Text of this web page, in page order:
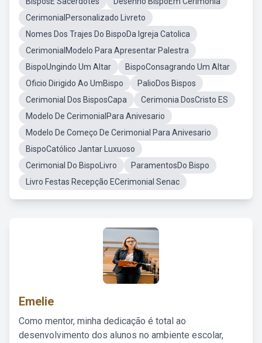
CerimonialPersonalizado Livreto
Nomes Dos Trajes Do BispoDa Igreja Catolica
CerimonialModelo Para Apresentar Palestra
BispoUngindo Um Altar
BispoConsagrando Um Altar
Oficio Dirigido Ao UmBispo
PalioDos Bispos
Cerimonial Dos BisposCapa
Cerimonia DosCristo ES
Modelo De CerimonialPara Anivesario
Modelo De Começo De Cerimonial Para Anivesario
BispoCatólico Jantar Luxuoso
Cerimonial Do BispoLivro
ParamentosDo Bispo
Livro Festas Recepção ECerimonial Senac
Emelie
Como mentor, minha dedicação é total ao
desenvolvimento dos alunos no ambiente escolar,